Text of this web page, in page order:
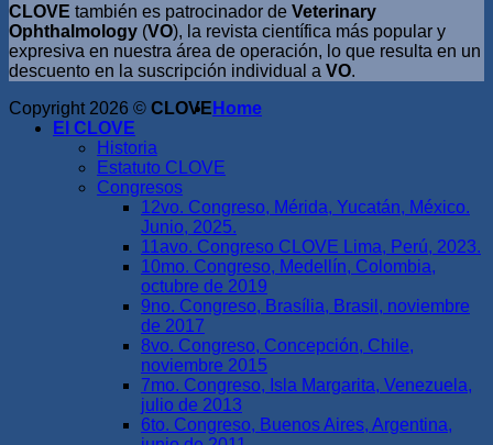
CLOVE también es patrocinador de Veterinary
Ophthalmology (VO), la revista científica más popular y
expresiva en nuestra área de operación, lo que resulta en un
descuento en la suscripción individual a VO.
Copyright 2026 © CLOVE Home
El CLOVE
Historia
Estatuto CLOVE
Congresos
12vo. Congreso, Mérida, Yucatán, México.
Junio, 2025.
11avo. Congreso CLOVE Lima, Perú, 2023.
10mo. Congreso, Medellín, Colombia,
octubre de 2019
9no. Congreso, Brasília, Brasil, noviembre
de 2017
8vo. Congreso, Concepción, Chile,
noviembre 2015
7mo. Congreso, Isla Margarita, Venezuela,
julio de 2013
6to. Congreso, Buenos Aires, Argentina,